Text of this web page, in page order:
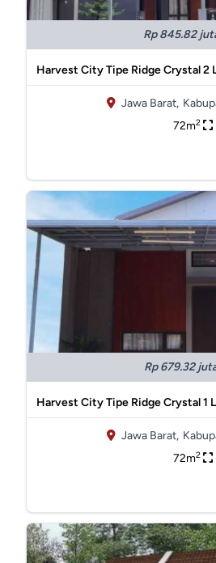
Rp 845.82
Harvest City Tipe Ridge Crystal 2
Jawa Barat,
72m2
Rp 679.32
Harvest City Tipe Ridge Crystal 1
Jawa Barat,
72m2